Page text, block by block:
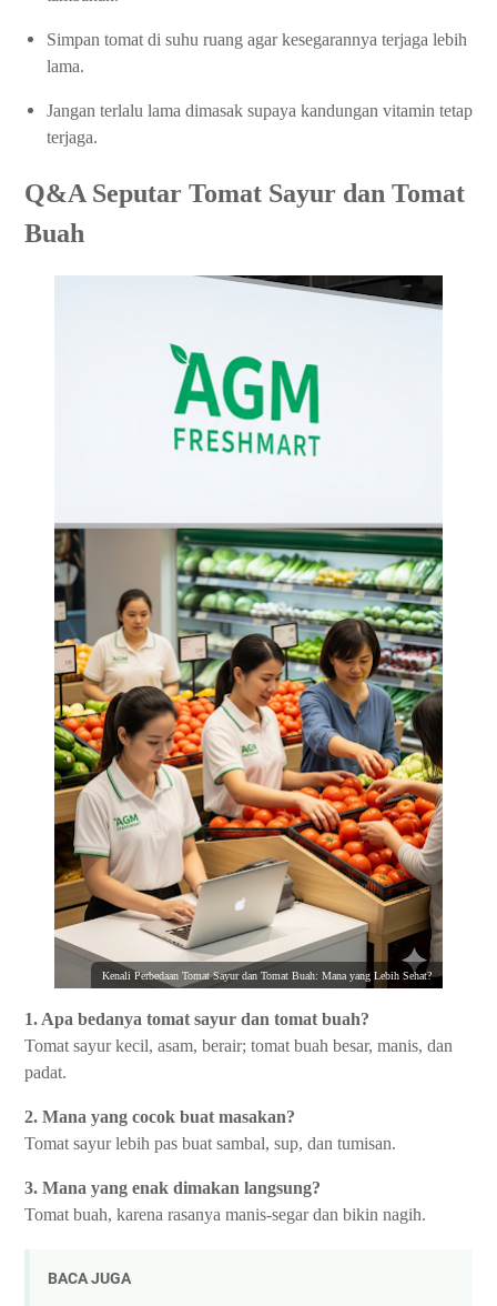
Simpan tomat di suhu ruang agar kesegarannya terjaga lebih
lama.
Jangan terlalu lama dimasak supaya kandungan vitamin tetap
terjaga.
Q&A Seputar Tomat Sayur dan Tomat
Buah
Kenali Perbedaan Tomat Sayur dan Tomat Buah: Mana yang Lebih Sehat?
1. Apa bedanya tomat sayur dan tomat buah?
Tomat sayur kecil, asam, berair; tomat buah besar, manis, dan
padat.
2. Mana yang cocok buat masakan?
Tomat sayur lebih pas buat sambal, sup, dan tumisan.
3. Mana yang enak dimakan langsung?
Tomat buah, karena rasanya manis-segar dan bikin nagih.
BACA JUGA